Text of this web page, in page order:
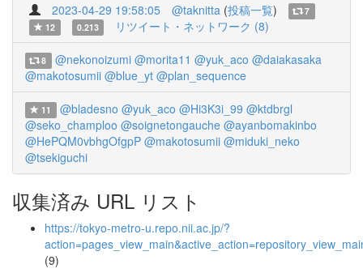
2023-04-29 19:58:05 @taknitta (投稿一覧)
7
12
0.213 リツイート・ネットワーク (8)
8 @nekonoizumi @morita11 @yuk_aco @daiakasaka
@makotosumii @blue_yt @plan_sequence
11 @bladesno @yuk_aco @Hi3K3i_99 @ktdbrgl
@seko_champloo @soignetongauche @ayanbomakinbo
@HePQM0vbhgOfgpP @makotosumii @miduki_neko
@tsekiguchi
収集済み URL リスト
https://tokyo-metro-u.repo.nii.ac.jp/?
(9)